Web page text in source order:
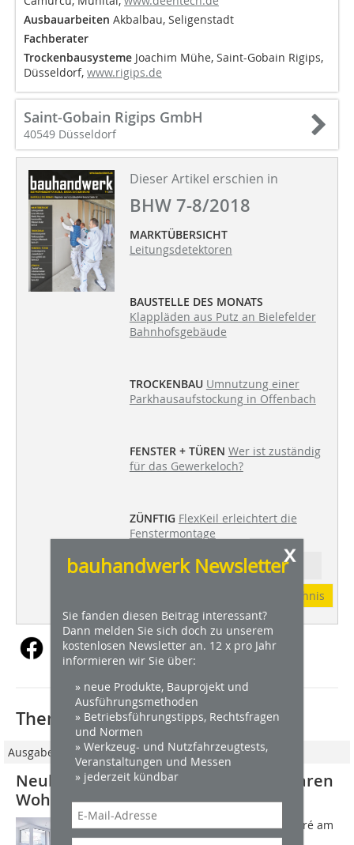
Ausbauarbeiten Akbalbau, Seligenstadt
Fachberater
Trockenbausysteme Joachim Mühe, Saint-Gobain Rigips,
Düsseldorf, www.rigips.de
Saint-Gobain Rigips GmbH
40549 Düsseldorf
Dieser Artikel erschien in
BHW 7-8/2018
MARKTÜBERSICHT
Leitungsdetektoren
BAUSTELLE DES MONATS
Klappläden aus Putz an Bielefelder
Bahnhofsgebäude
TROCKENBAU Umnutzung einer
Parkhausaufstockung in Offenbach
FENSTER + TÜREN Wer ist zuständig
für das Gewerkeloch?
ZÜNFTIG FlexKeil erleichtert die
Fenstermontage
Ressort: PANORAMA
Inhaltsverzeichnis
x
bauhandwerk Newsletter
Sie fanden diesen Beitrag interessant?
Dann melden Sie sich doch zu unserem
kostenlosen Newsletter an. 12 x pro Jahr
informieren wir Sie über:
» neue Produkte, Bauprojekt und
Ausführungsmethoden
» Betriebsführungstipps, Rechtsfragen
und Normen
» Werkzeug- und Nutzfahrzeugtests,
Veranstaltungen und Messen
» jederzeit kündbar
Thematisch passende Artikel:
Ausgabe 09/2020
Neubau in Wernau sorgt für bezahlbaren
Wohnraum
Die Bauarbeiten im so genannten Carré am